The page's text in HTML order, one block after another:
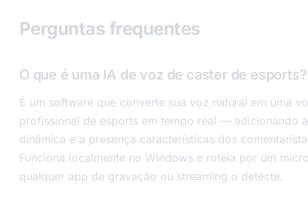
Perguntas frequentes
O que é uma IA de voz de caster de esports?
É um software que converte sua voz natural em uma
profissional de esports em tempo real — adicionando
dinâmica e a presença características dos
Funciona localmente no Windows e roteia por um
qualquer app de gravação ou streaming o detecte.